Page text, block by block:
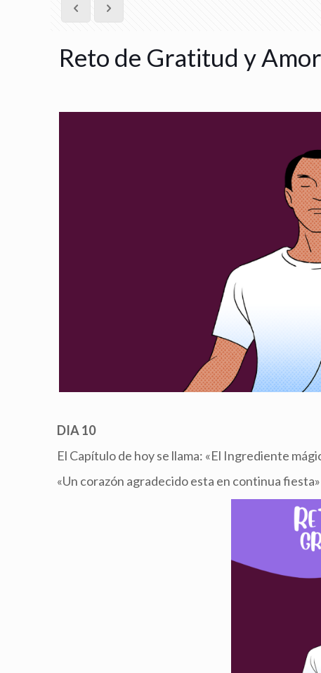
Reto de Gratitud y
DIA 10
El Capítulo de hoy se llama: «El Ingrediente
«Un corazón agradecido esta en continua